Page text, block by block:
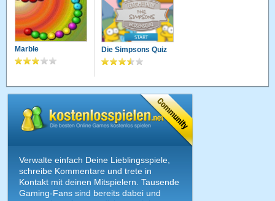
Marble Die Simpsons Quiz
Verwalte einfach Deine Lieblingsspiele,
schreibe Kommentare und trete in
Kontakt mit deinen Mitspielern. Tausende
Gaming-Fans sind bereits dabei und